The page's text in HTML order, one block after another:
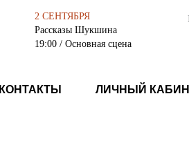
2 СЕНТЯБРЯ
Рассказы Шукшина
19:00 / Основная сцена
КОНТАКТЫ ЛИЧНЫЙ